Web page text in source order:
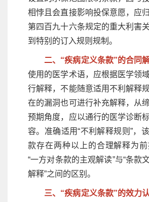
相悖且会直接影响投保意愿，应
第四百九十六条规定的重大利害
到特别的订入规则规制。
二、“疾病定义条款”的合同解
使用的医学术语，应根据医学领
行解释，不能随意适用不利解释
在的漏洞也可进行补充解释，从
预期角度，应以通行的医学诊断
容。准确适用“不利解释规则”，
款存在两种以上的合理解释为
“一方对条款的主观解读”与“条款
解释”之间的区别。
三、“疾病定义条款”的效力认